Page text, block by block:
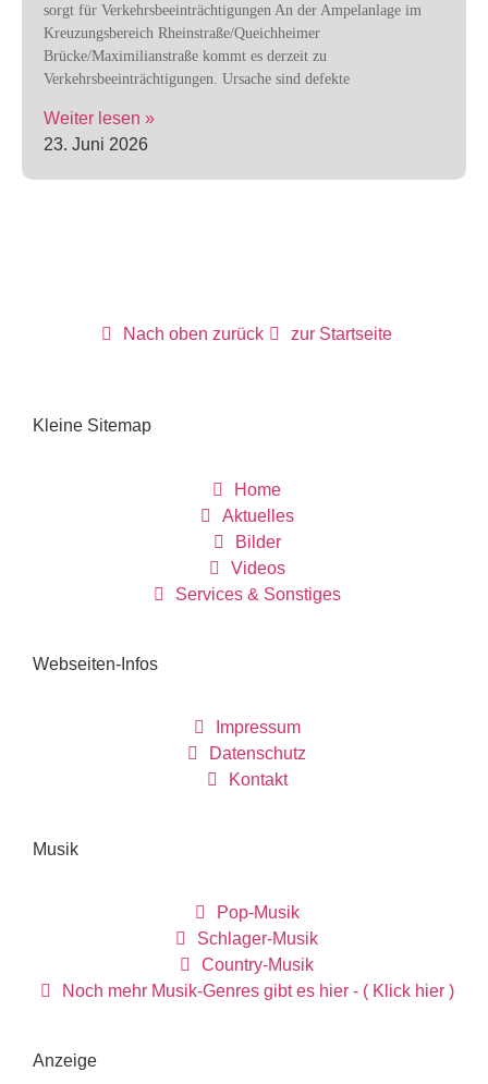
sorgt für Verkehrsbeeinträchtigungen An der Ampelanlage im
Kreuzungsbereich Rheinstraße/Queichheimer
Brücke/Maximilianstraße kommt es derzeit zu
Verkehrsbeeinträchtigungen. Ursache sind defekte
Weiter lesen »
23. Juni 2026
Nach oben zurück zur Startseite
Kleine Sitemap
Home
Aktuelles
Bilder
Videos
Services & Sonstiges
Webseiten-Infos
Impressum
Datenschutz
Kontakt
Musik
Pop-Musik
Schlager-Musik
Country-Musik
Noch mehr Musik-Genres gibt es hier - ( Klick hier )
Anzeige